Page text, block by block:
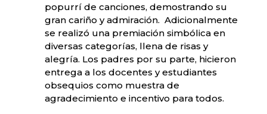
popurrí de canciones, demostrando su
gran cariño y admiración. Adicionalmente
se realizó una premiación simbólica en
diversas categorías, llena de risas y
alegría. Los padres por su parte, hicieron
entrega a los docentes y estudiantes
obsequios como muestra de
agradecimiento e incentivo para todos.